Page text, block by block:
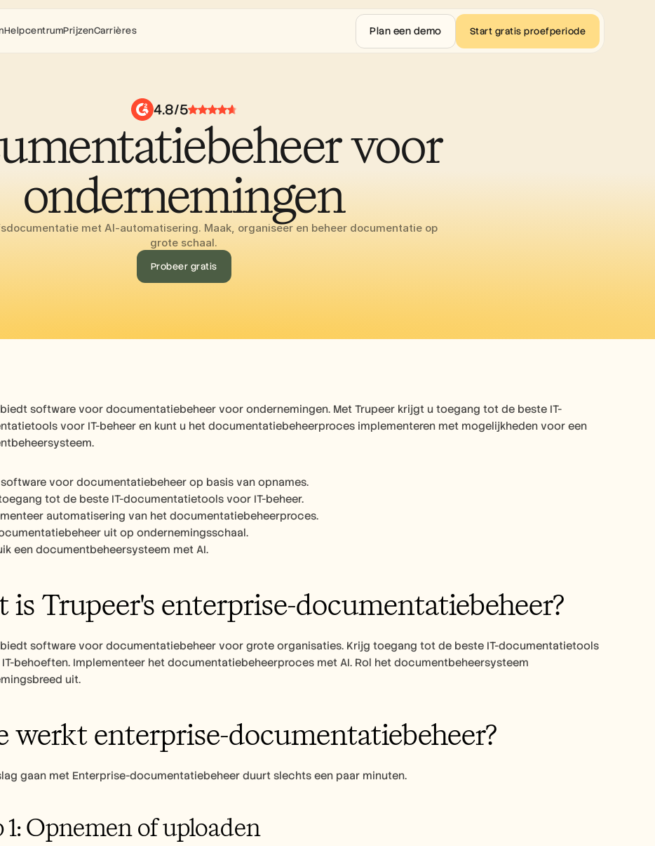
4.8/5
voor
ondernemingen
met AI-automatisering. Maak, organiseer en beheer documentatie op
grote schaal.
Probeer gratis
software voor documentatiebeheer voor ondernemingen. Met Trupeer krijgt u toegang tot de beste IT-
voor IT-beheer en kunt u het documentatiebeheerproces implementeren met mogelijkheden voor een
software voor documentatiebeheer op basis van opnames.
tot de beste IT-documentatietools voor IT-beheer.
automatisering van het documentatiebeheerproces.
uit op ondernemingsschaal.
een documentbeheersysteem met AI.
is Trupeer's enterprise-documentatiebeheer?
software voor documentatiebeheer voor grote organisaties. Krijg toegang tot de beste IT-documentatietools
behoeften. Implementeer het documentatiebeheerproces met AI. Rol het documentbeheersysteem
uit.
werkt enterprise-documentatiebeheer?
gaan met Enterprise-documentatiebeheer duurt slechts een paar minuten.
1: Opnemen of uploaden
HelpcentrumPrijzenCarrières Plan een demo Start gratis proefperiode